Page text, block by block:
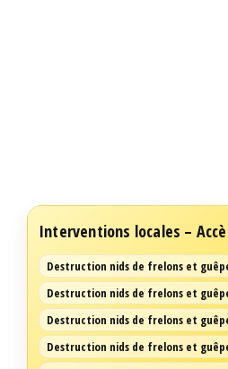
Interventions locales –
Destruction nids de frelons et
Destruction nids de frelons et
Destruction nids de frelons et
Destruction nids de frelons et